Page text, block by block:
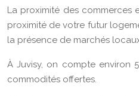
La proximité des commerces
proximité de votre futur
la présence de marchés
À Juvisy, on compte environ
commodités offertes.